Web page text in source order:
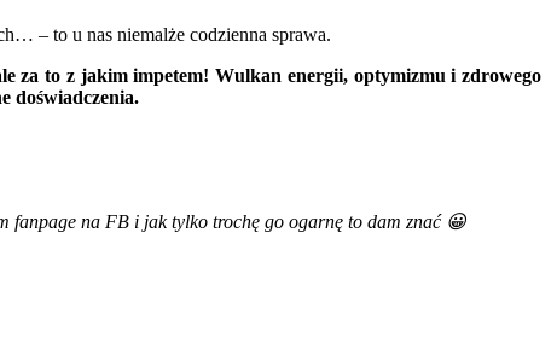
– to u nas niemalże codzienna sprawa.
za to z jakim impetem! Wulkan energii, optymizmu i zdrowego
doświadczenia.
fanpage na FB i jak tylko trochę go ogarnę to dam znać 😀